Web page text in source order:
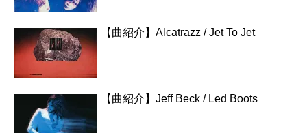
【曲紹介】Alcatrazz / Jet To Jet
【曲紹介】Jeff Beck / Led Boots